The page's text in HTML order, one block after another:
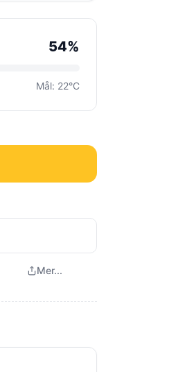
54%
Mål: 22°C
Mer...